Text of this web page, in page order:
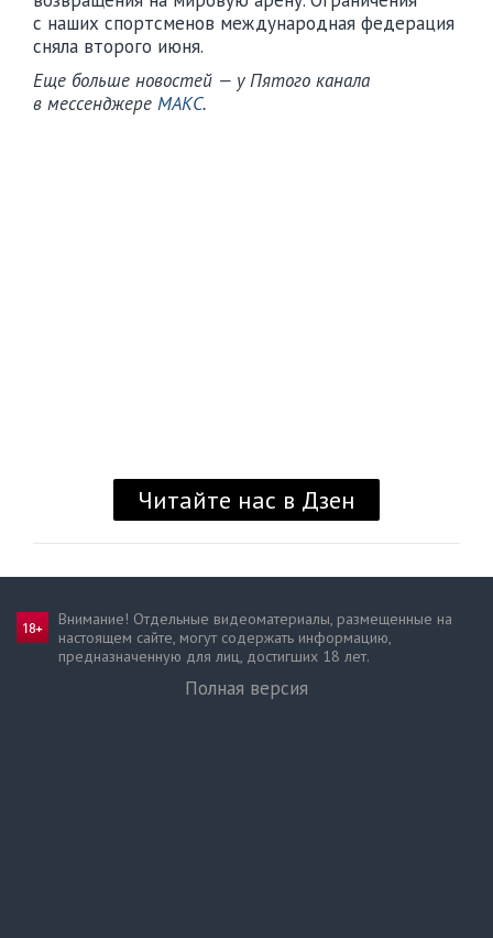
Внимание! Отдельные видеоматериалы, размещенные на
настоящем сайте, могут содержать информацию,
предназначен­ную для лиц, достигших 18 лет.
Полная версия